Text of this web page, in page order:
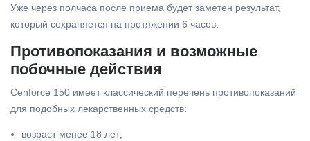
Уже через полчаса после приема будет заметен результат,
который сохраняется на протяжении 6 часов.
Противопоказания и возможные
побочные действия
Cenforce 150 имеет классический перечень противопоказаний
для подобных лекарственных средств:
возраст менее 18 лет;